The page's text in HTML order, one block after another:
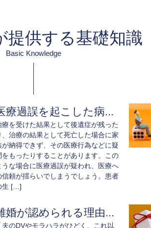
提供する基礎知識
Basic Knowledge
療過誤を起こした病...
療を受けた結果として後遺症が残った
、治療の結果として死亡した場合に家
が納得できず、その医療行為などに疑
をもったりすることがあります。この
うな場合に医療過誤が疑われ、医療へ
信頼が揺らいでしまうでしょう。患者
生 […]
婚が認められる理由...
夫のDVやモラハラがひどく、これ以